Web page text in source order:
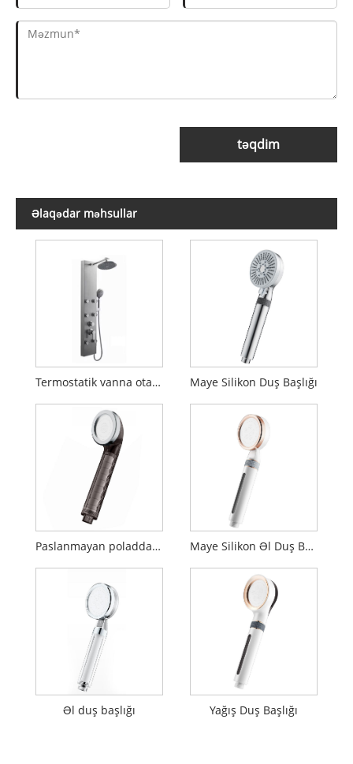
təqdim
Əlaqədar məhsullar
Termostatik vanna otağı duş paneli Maye Silikon Duş Başlığı
Paslanmayan poladdan əl duşu başlığı Maye Silikon Əl Duş Başlığı
Əl duş başlığı Yağış Duş Başlığı